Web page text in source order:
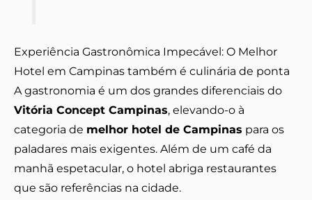
Experiência Gastronômica Impecável: O Melhor
Hotel em Campinas também é culinária de ponta
A gastronomia é um dos grandes diferenciais do
Vitória Concept Campinas, elevando-o à
categoria de melhor hotel de Campinas para os
paladares mais exigentes. Além de um café da
manhã espetacular, o hotel abriga restaurantes
que são referências na cidade.